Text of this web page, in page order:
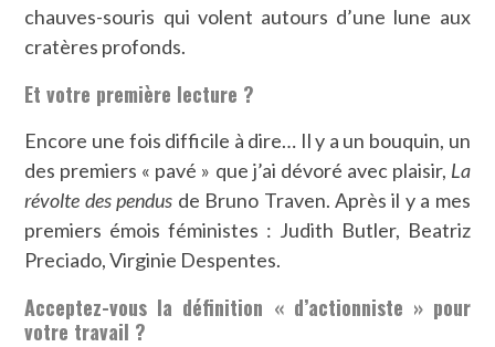
chauves-souris qui volent autours d’une lune aux
cratères profonds.
Et votre première lecture ?
Encore une fois difficile à dire… Il y a un bouquin, un
des premiers « pavé » que j’ai dévoré avec plaisir, La
révolte des pendus de Bruno Traven. Après il y a mes
premiers émois féministes : Judith Butler, Beatriz
Preciado, Virginie Despentes.
Acceptez-vous la définition « d’actionniste » pour
votre travail ?